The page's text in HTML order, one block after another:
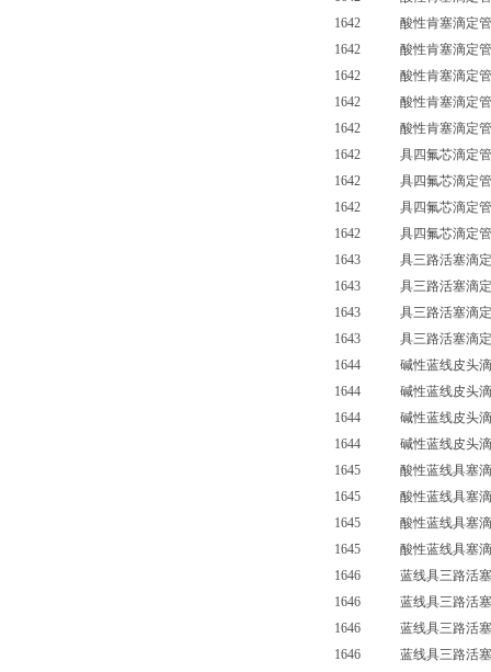
1642 酸性肯塞滴定
1642 酸性肯塞滴定
1642 酸性肯塞滴定
1642 酸性肯塞滴定
1642 酸性肯塞滴定
1642 具四氟芯滴
1642 具四氟芯滴
1642 具四氟芯滴
1642 具四氟芯滴
1643 具三路活塞滴定
1643 具三路活塞滴定
1643 具三路活塞滴定
1643 具三路活塞滴定
1644 碱性蓝线皮头滴
1644 碱性蓝线皮头滴
1644 碱性蓝线皮头滴
1644 碱性蓝线皮头滴
1645 酸性蓝线具塞滴
1645 酸性蓝线具塞滴
1645 酸性蓝线具塞滴
1645 酸性蓝线具塞滴
1646 蓝线具三路活塞
1646 蓝线具三路活塞
1646 蓝线具三路活塞
1646 蓝线具三路活塞